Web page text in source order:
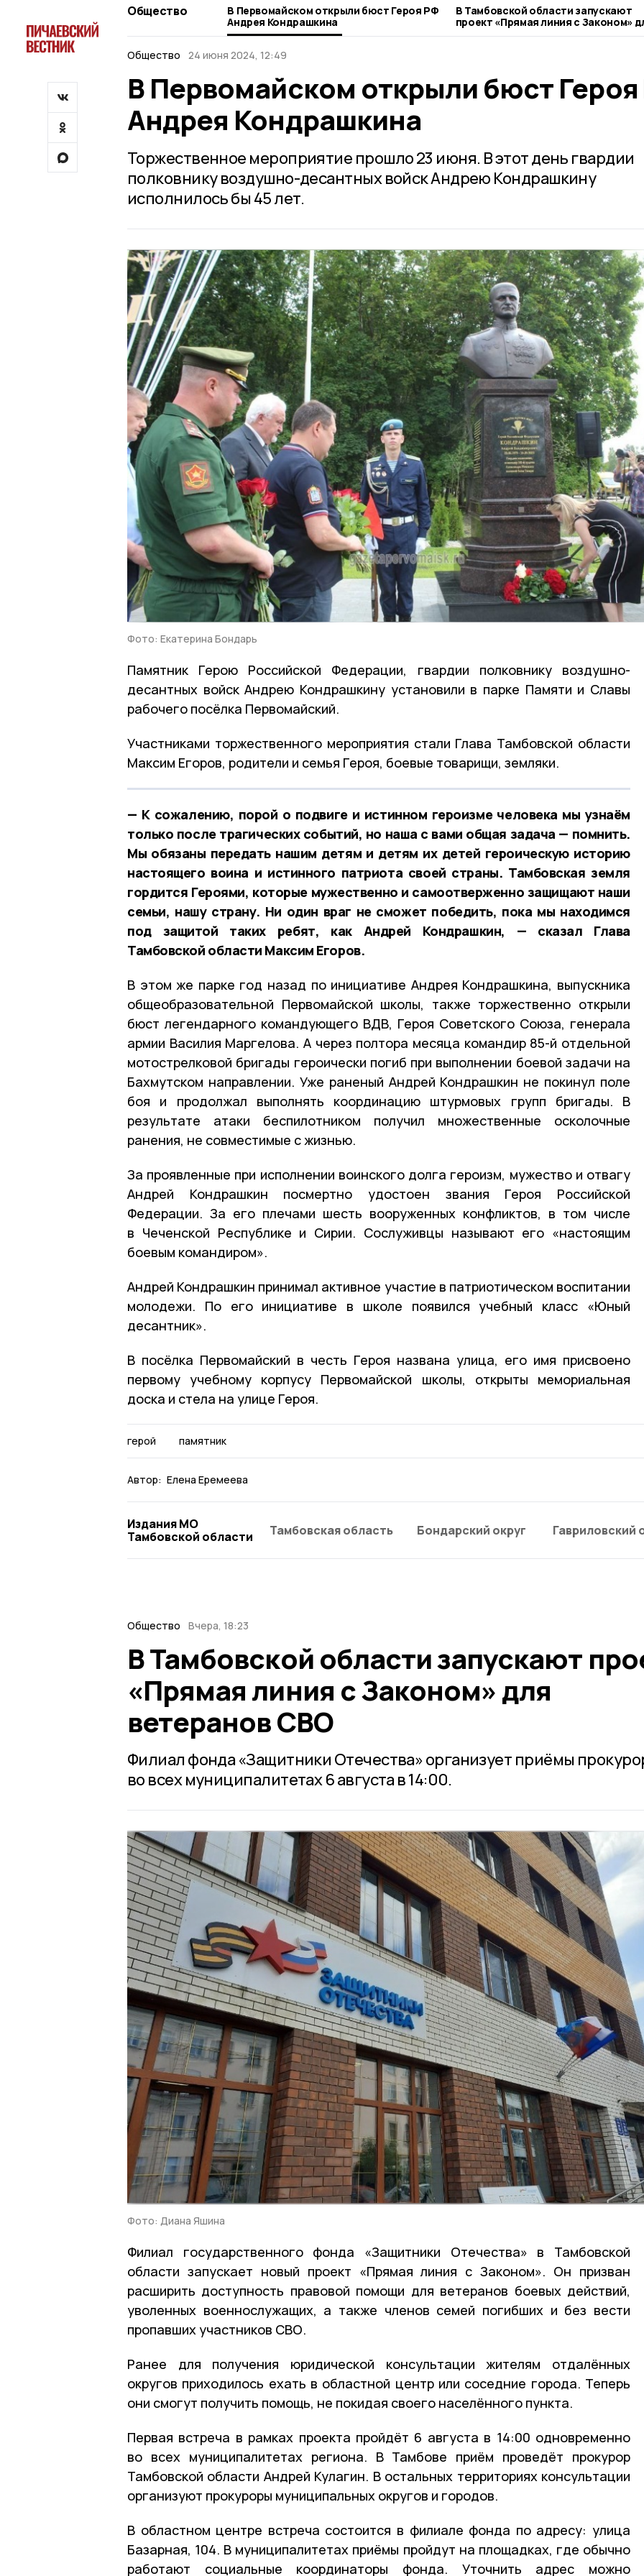
Общество
В Первомайском открыли бюст Героя РФ
Андрея Кондрашкина
В Тамбовской области запускают
проект «Прямая линия с Законом»
ветеранов СВО
Общество 24 июня 2024, 12:49
В Первомайском открыли бюст
Андрея Кондрашкина
Торжественное мероприятие прошло 23 июня. В этот день гвардии
полковнику воздушно-десантных войск Андрею Кондрашкину
исполнилось бы 45 лет.
Фото: Екатерина Бондарь
Памятник Герою Российской Федерации, гвардии полковнику воздушно-
десантных войск Андрею Кондрашкину установили в парке Памяти и Славы
рабочего посёлка Первомайский.
Участниками торжественного мероприятия стали Глава Тамбовской области
Максим Егоров, родители и семья Героя, боевые товарищи, земляки.
— К сожалению, порой о подвиге и истинном героизме человека мы узнаём
только после трагических событий, но наша с вами общая задача — помнить.
Мы обязаны передать нашим детям и детям их детей героическую историю
настоящего воина и истинного патриота своей страны. Тамбовская земля
гордится Героями, которые мужественно и самоотверженно защищают наши
семьи, нашу страну. Ни один враг не сможет победить, пока мы находимся
под защитой таких ребят, как Андрей Кондрашкин, — сказал Глава
Тамбовской области Максим Егоров.
В этом же парке год назад по инициативе Андрея Кондрашкина, выпускника
общеобразовательной Первомайской школы, также торжественно открыли
бюст легендарного командующего ВДВ, Героя Советского Союза, генерала
армии Василия Маргелова. А через полтора месяца командир 85-й отдельной
мотострелковой бригады героически погиб при выполнении боевой задачи на
Бахмутском направлении. Уже раненый Андрей Кондрашкин не покинул поле
боя и продолжал выполнять координацию штурмовых групп бригады. В
результате атаки беспилотником получил множественные осколочные
ранения, не совместимые с жизнью.
За проявленные при исполнении воинского долга героизм, мужество и отвагу
Андрей Кондрашкин посмертно удостоен звания Героя Российской
Федерации. За его плечами шесть вооруженных конфликтов, в том числе
в Чеченской Республике и Сирии. Сослуживцы называют его «настоящим
боевым командиром».
Андрей Кондрашкин принимал активное участие в патриотическом воспитании
молодежи. По его инициативе в школе появился учебный класс «Юный
десантник».
В посёлка Первомайский в честь Героя названа улица, его имя присвоено
первому учебному корпусу Первомайской школы, открыты мемориальная
доска и стела на улице Героя.
герой памятник
Автор: Елена Еремеева
Издания МО
Тамбовской области
Тамбовская область Бондарский округ Гавриловский
Общество Вчера, 18:23
В Тамбовской области запускают
«Прямая линия с Законом» для
ветеранов СВО
Филиал фонда «Защитники Отечества» организует приёмы
во всех муниципалитетах 6 августа в 14:00.
Фото: Диана Яшина
Филиал государственного фонда «Защитники Отечества» в Тамбовской
области запускает новый проект «Прямая линия с Законом». Он призван
расширить доступность правовой помощи для ветеранов боевых действий,
уволенных военнослужащих, а также членов семей погибших и без вести
пропавших участников СВО.
Ранее для получения юридической консультации жителям отдалённых
округов приходилось ехать в областной центр или соседние города. Теперь
они смогут получить помощь, не покидая своего населённого пункта.
Первая встреча в рамках проекта пройдёт 6 августа в 14:00 одновременно
во всех муниципалитетах региона. В Тамбове приём проведёт прокурор
Тамбовской области Андрей Кулагин. В остальных территориях консультации
организуют прокуроры муниципальных округов и городов.
В областном центре встреча состоится в филиале фонда по адресу: улица
Базарная, 104. В муниципалитетах приёмы пройдут на площадках, где обычно
работают социальные координаторы фонда. Уточнить адрес можно